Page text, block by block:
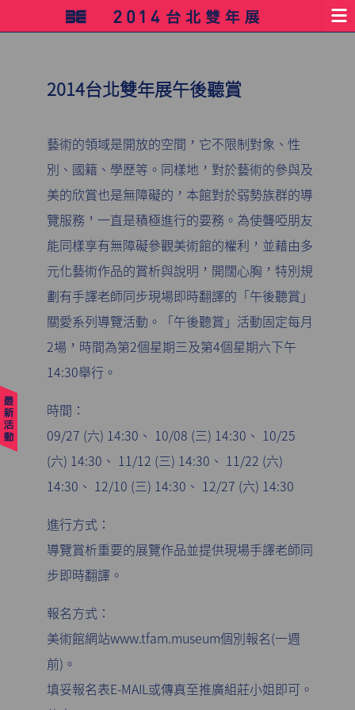
2014台北雙年展午後聽賞
藝術的領域是開放的空間，它不限制對象、性
別、國籍、學歷等。同樣地，對於藝術的參與及
美的欣賞也是無障礙的，本館對於弱勢族群的導
覽服務，一直是積極進行的要務。為使聾啞朋友
能同樣享有無障礙參觀美術館的權利，並藉由多
元化藝術作品的賞析與說明，開闊心胸，特別規
劃有手譯老師同步現場即時翻譯的「午後聽賞」
關愛系列導覽活動。「午後聽賞」活動固定每月
2場，時間為第2個星期三及第4個星期六下午
14:30舉行。
時間：
09/27 (六) 14:30、 10/08 (三) 14:30、 10/25
(六) 14:30、 11/12 (三) 14:30、 11/22 (六)
14:30、 12/10 (三) 14:30、 12/27 (六) 14:30
進行方式：
導覽賞析重要的展覽作品並提供現場手譯老師同
步即時翻譯。
報名方式：
美術館網站www.tfam.museum個別報名(一週
前)。
填妥報名表E-MAIL或傳真至推廣組莊小姐即可。